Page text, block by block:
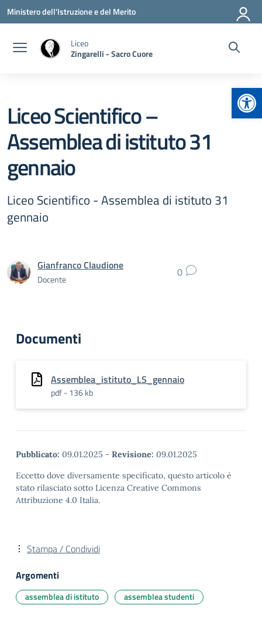
Vai ai contenuti
Vai al menu di navigazione
Vai al footer
Ministero dell'Istruzione e del Merito
Liceo
Zingarelli - Sacro Cuore
Liceo Scientifico –
Assemblea di istituto 31
gennaio
Liceo Scientifico - Assemblea di istituto 31
gennaio
Gianfranco Claudione
Docente 0
Documenti
Assemblea_istituto_LS_gennaio
pdf - 136 kb
Pubblicato: 09.01.2025 - Revisione: 09.01.2025
Eccetto dove diversamente specificato, questo articolo è
stato rilasciato sotto Licenza Creative Commons
Attribuzione 4.0 Italia.
Stampa / Condividi
Argomenti
assemblea di istituto assemblea studenti